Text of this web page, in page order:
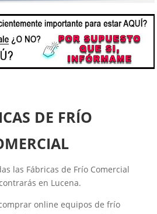
DE FRÍO
las Fábricas de Frío Comercial
en Lucena.
online equipos de frío